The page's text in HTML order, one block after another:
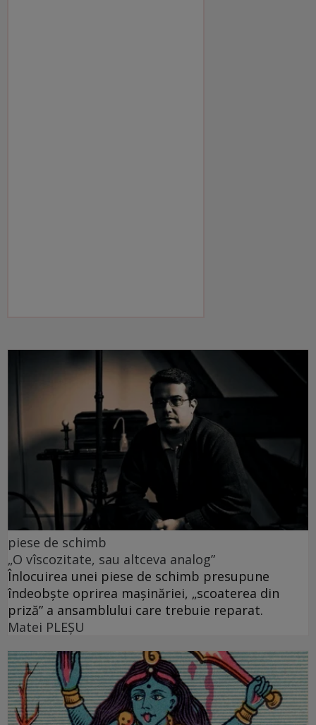
piese de schimb
„O vîscozitate, sau altceva analog”
Înlocuirea unei piese de schimb presupune
îndeobște oprirea mașinăriei, „scoaterea din
priză” a ansamblului care trebuie reparat.
Matei PLEŞU